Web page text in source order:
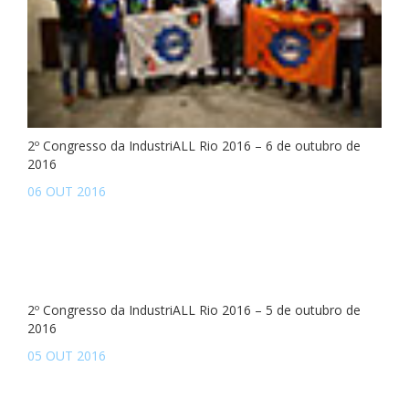
2º Congresso da IndustriALL Rio 2016 – 6 de outubro de
2016
06 OUT 2016
2º Congresso da IndustriALL Rio 2016 – 5 de outubro de
2016
05 OUT 2016